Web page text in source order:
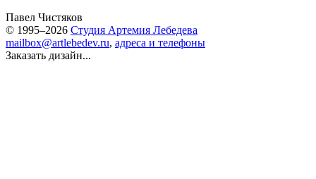
Павел Чистяков
© 1995–2026 Студия Артемия Лебедева
mailbox@artlebedev.ru, адреса и телефоны
Заказать дизайн...